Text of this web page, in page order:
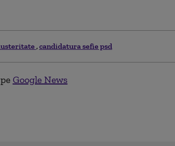
candidatura sefie psd
Google News